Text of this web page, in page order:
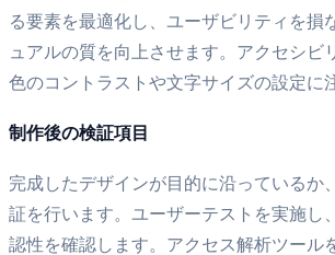
る要素を最適化し、ユーザビリティを損
ュアルの質を向上させます。アクセシビ
色のコントラストや文字サイズの設定に
制作後の検証項目
完成したデザインが目的に沿っているか
証を行います。ユーザーテストを実施し
認性を確認します。アクセス解析ツール